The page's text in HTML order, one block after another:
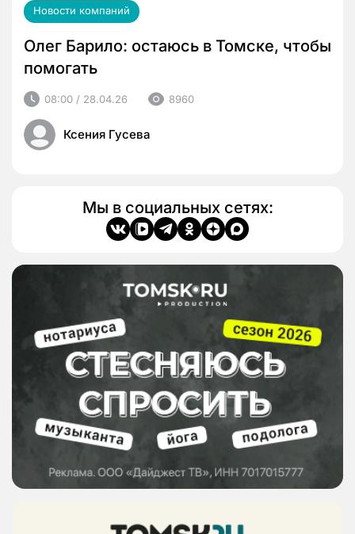
Новости компаний
Олег Барило: остаюсь в Томске, чтобы
помогать
08:00 / 28.04.26 8960
Ксения Гусева
Мы в социальных сетях: